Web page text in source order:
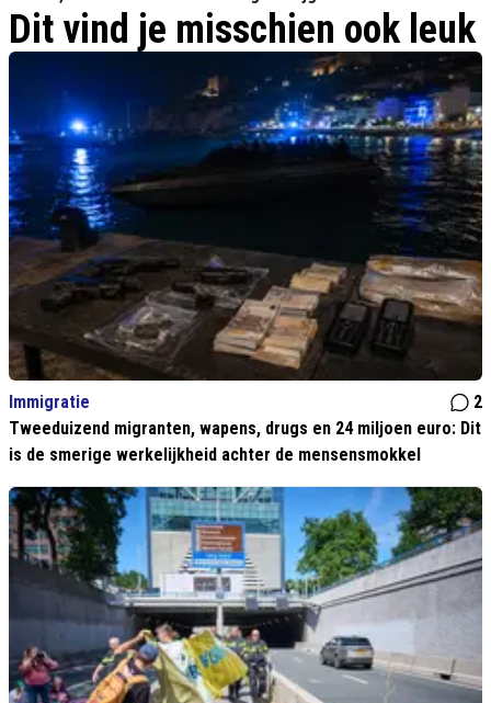
Dit vind je misschien ook leuk
Immigratie
2
Tweeduizend migranten, wapens, drugs en 24 miljoen euro: Dit
is de smerige werkelijkheid achter de mensensmokkel